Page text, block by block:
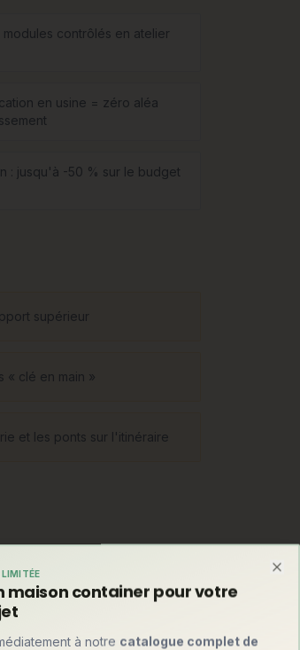
modules contrôlés en atelier
en usine = zéro aléa
: jusqu'à -50 % sur le budget
supérieur
« clé en main »
et les ponts sur l'itinéraire
complets (murs, sols,
en kit, elle, est livrée en
Entre les deux, le semi-
LIMITÉE
maison container pour votre
à notre catalogue complet de